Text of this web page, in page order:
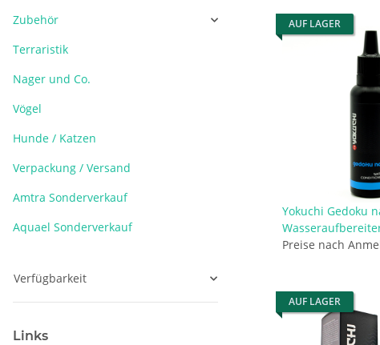
AUF LAGER
Yokuchi Gedoku
Preise nach
AUF LAGER
Zubehör
Terraristik
Nager und Co.
Vögel
Hunde / Katzen
Verpackung / Versand
Amtra Sonderverkauf
Aquael Sonderverkauf
Verfügbarkeit
Links